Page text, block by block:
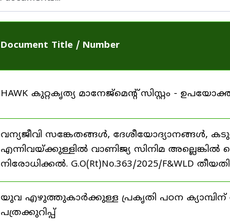
Document Title / Number
HAWK കുറ്റകൃത്യ മാനേജ്മെന്റ് സിസ്റ്റം -
വന്യജീവി സങ്കേതങ്ങൾ, ദേശീയോദ്യാനങ്ങൾ,
എന്നിവയ്ക്കുള്ളിൽ വാണിജ്യ സിനിമ അല്ലെങ്കിൽ
നിരോധിക്കൽ. G.O(Rt)No.363/2025/F&WLD
യുവ എഴുത്തുകാർക്കുള്ള പ്രകൃതി പഠന
പത്രക്കുറിപ്പ്